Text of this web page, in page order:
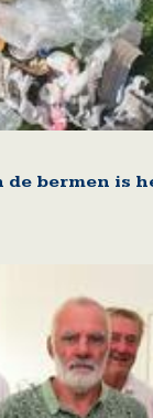
de bermen is